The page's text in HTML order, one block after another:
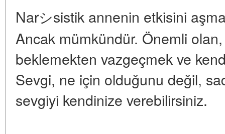
Narシsistik annenin etkisini
Ancak mümkündür. Önemli
beklemekten vazgeçmek ve
Sevgi, ne için olduğunu değil,
sevgiyi kendinize verebilirsiniz.